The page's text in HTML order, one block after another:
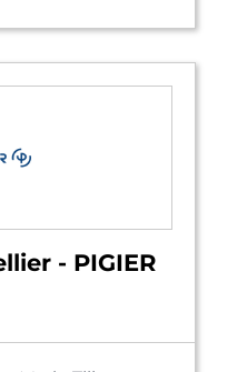
- PIGIER